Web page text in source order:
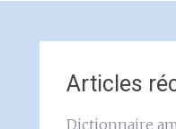
Articles
Dictionnaire